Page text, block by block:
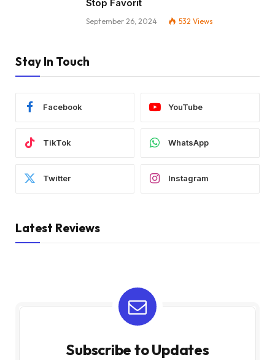
Stop Favorit
September 26, 2024 532 Views
Stay In Touch
Facebook YouTube
TikTok WhatsApp
Twitter Instagram
Latest Reviews
Subscribe to Updates